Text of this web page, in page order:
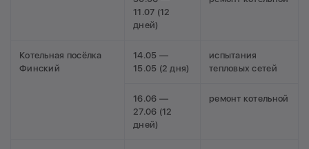
11.07 (12
дней)
Котельная посёлка
Финский
14.05 —
15.05 (2 дня)
испытания
тепловых сетей
16.06 —
27.06 (12
дней)
ремонт котельной